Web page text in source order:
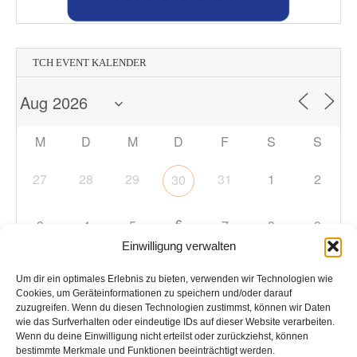
Einwilligung verwalten
Um dir ein optimales Erlebnis zu bieten, verwenden wir Technologien wie
Cookies, um Geräteinformationen zu speichern und/oder darauf
zuzugreifen. Wenn du diesen Technologien zustimmst, können wir Daten
wie das Surfverhalten oder eindeutige IDs auf dieser Website verarbeiten.
Wenn du deine Einwilligung nicht erteilst oder zurückziehst, können
bestimmte Merkmale und Funktionen beeinträchtigt werden.
TCH EVENT KALENDER
M D M D F S S
27 28 29 30 31 1 2
3 4 5 6 7 8 9
10 11 12 13 14 15
17 18 19 20 21 22 23